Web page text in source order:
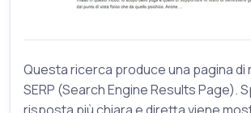
Questa ricerca produce una pagina di
SERP (Search Engine Results Page).